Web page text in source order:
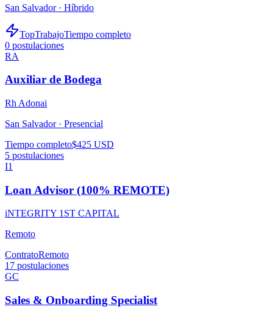
San Salvador · Híbrido
TopTrabajoTiempo completo
0 postulaciones
RA
Auxiliar de Bodega
Rh Adonai
San Salvador · Presencial
Tiempo completo$425 USD
5 postulaciones
I1
Loan Advisor (100% REMOTE)
iNTEGRITY 1ST CAPITAL
Remoto
ContratoRemoto
17 postulaciones
GC
Sales & Onboarding Specialist